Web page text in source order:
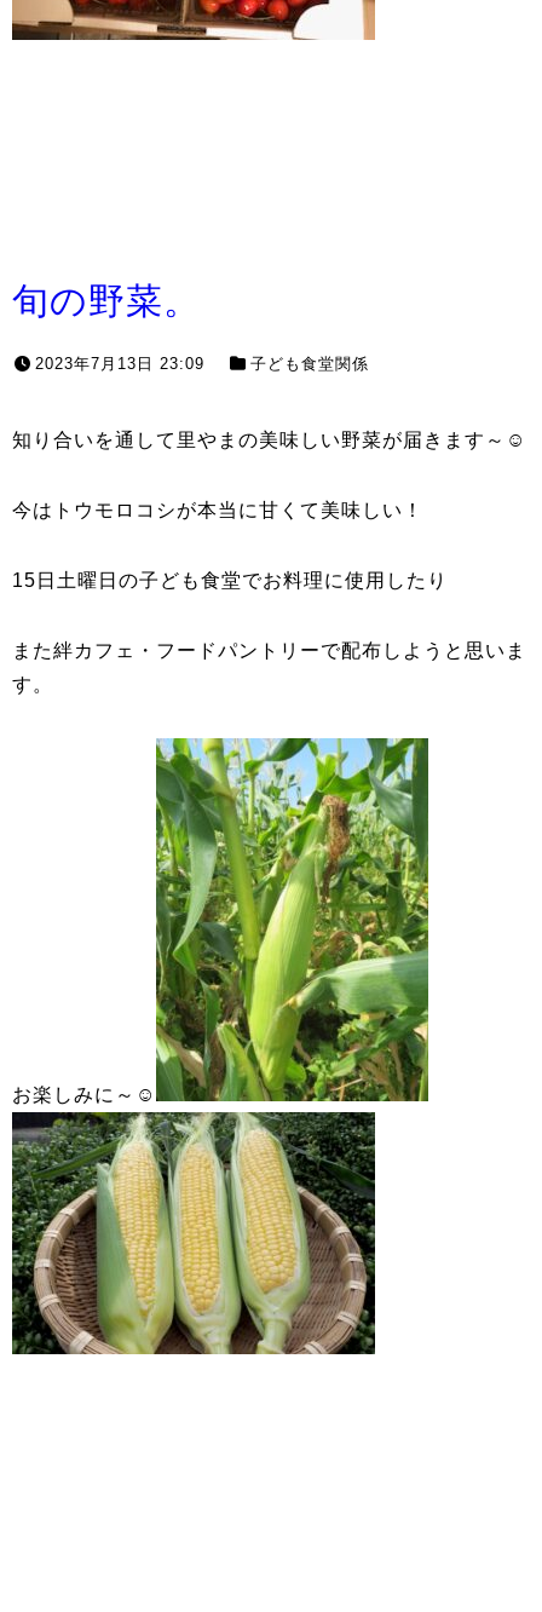
旬の野菜。
2023年7月13日 23:09 子ども食堂関係
知り合いを通して里やまの美味しい野菜が届きます～☺
今はトウモロコシが本当に甘くて美味しい！
15日土曜日の子ども食堂でお料理に使用したり
また絆カフェ・フードパントリーで配布しようと思いま
す。
お楽しみに～☺